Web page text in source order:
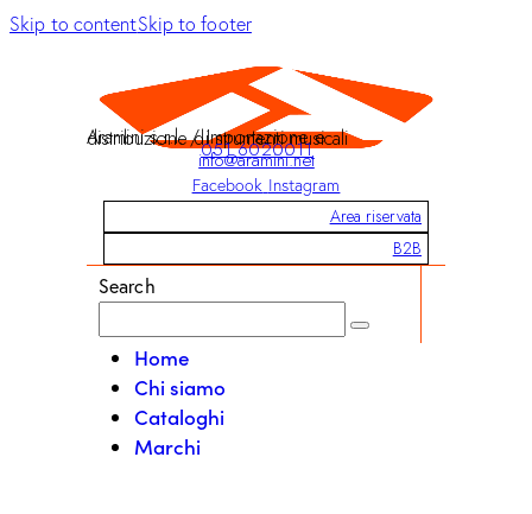
Skip to contentSkip to footer
Aramini s.r.l. / Importazione e distribuzione di strumenti musicali
051 6020011
info@aramini.net
Facebook Instagram
Area riservata
B2B
Search
Home
Chi siamo
Cataloghi
Marchi